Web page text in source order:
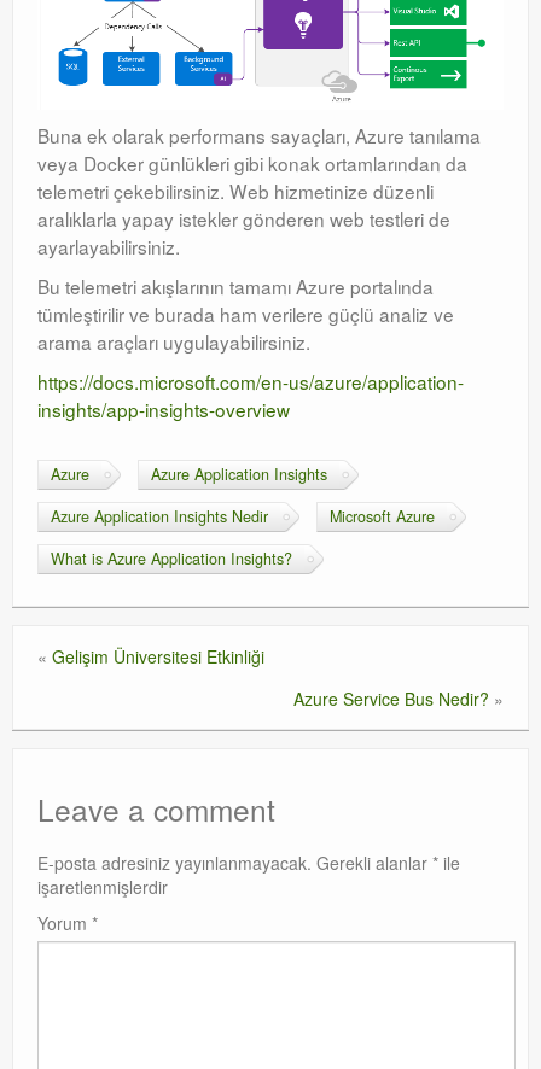
Buna ek olarak performans sayaçları, Azure tanılama
veya Docker günlükleri gibi konak ortamlarından da
telemetri çekebilirsiniz. Web hizmetinize düzenli
aralıklarla yapay istekler gönderen web testleri de
ayarlayabilirsiniz.
Bu telemetri akışlarının tamamı Azure portalında
tümleştirilir ve burada ham verilere güçlü analiz ve
arama araçları uygulayabilirsiniz.
https://docs.microsoft.com/en-us/azure/application-
insights/app-insights-overview
Azure
Azure Application Insights
Azure Application Insights Nedir
Microsoft Azure
What is Azure Application Insights?
« Gelişim Üniversitesi Etkinliği
Azure Service Bus Nedir? »
Leave a comment
E-posta adresiniz yayınlanmayacak. Gerekli alanlar * ile
işaretlenmişlerdir
Yorum *